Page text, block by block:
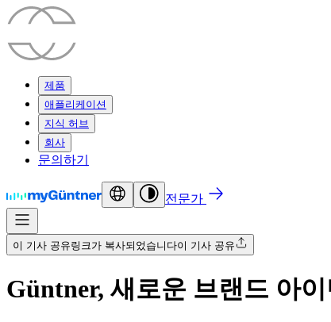
제품
애플리케이션
지식 허브
회사
문의하기
전문가
이 기사 공유링크가 복사되었습니다이 기사 공유
Güntner, 새로운 브랜드 아